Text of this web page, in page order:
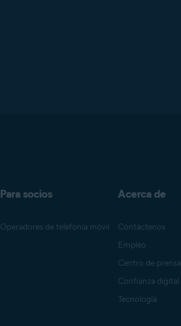
Para socios
Operadores de telefonía móvil
Acerca de
Contáctenos
Empleo
Centro de prensa
Confianza digital
Tecnología